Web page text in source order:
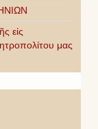
εἰς
μας